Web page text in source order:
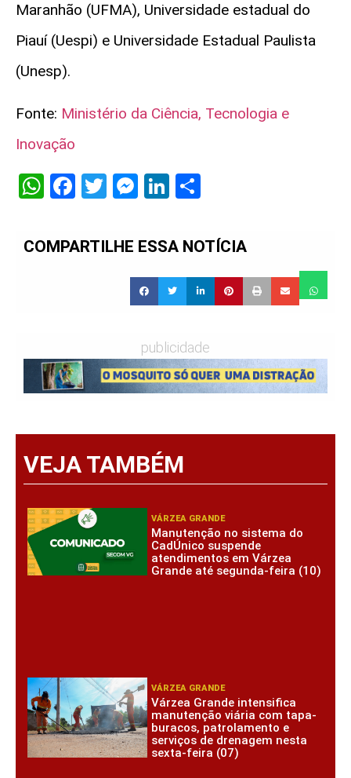
Maranhão (UFMA), Universidade estadual do
Piauí (Uespi) e Universidade Estadual Paulista
(Unesp).
Fonte: Ministério da Ciência, Tecnologia e
Inovação
WhatsApp
Facebook
Twitter
Messenger
LinkedIn
COMPARTILHE ESSA NOTÍCIA
publicidade
VEJA TAMBÉM
VÁRZEA GRANDE
Manutenção no sistema do
CadÚnico suspende
atendimentos em Várzea
Grande até segunda-feira (10)
VÁRZEA GRANDE
Várzea Grande intensifica
manutenção viária com tapa-
buracos, patrolamento e
serviços de drenagem nesta
sexta-feira (07)